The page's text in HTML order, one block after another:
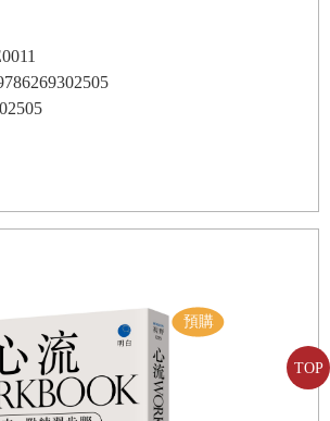
TOP
的內心？
我的心並不相同
：為什麼連你也無法理解我？
彼此的極限
量：壓抑自己的主觀視角
天你做了什麼呢？
：體察自己內心的話語
怕也難以打開心房，說出真正的感受與
可能換個方式來回應呢？
苦……你居然會想離開好不容易進去的
事了？」
就會感受到被理解，進而願意談談到底
難熬。但這兩種回應方式究竟差在哪
」不同。前者是評斷與建議，後者則是
對相同的情境，我們所用的語言會如此
言是源自內心的表達，因此若要改變我們
話方式，首先必須改變我們與他人建立關
話語的根本差異，在於其背後的心理運作
者是「讀心」（mind reading）在運